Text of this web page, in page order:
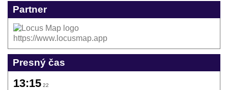
Partner
https://www.locusmap.app
Presný čas
13:15 22